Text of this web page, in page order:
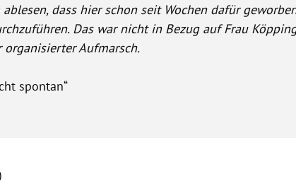
dass hier schon seit Wochen dafür
Das war nicht in Bezug auf Frau
Aufmarsch.
spontan“